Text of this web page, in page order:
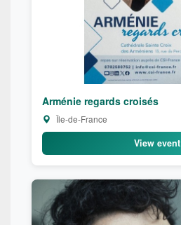
Arménie regards croisés
Île-de-France
View event